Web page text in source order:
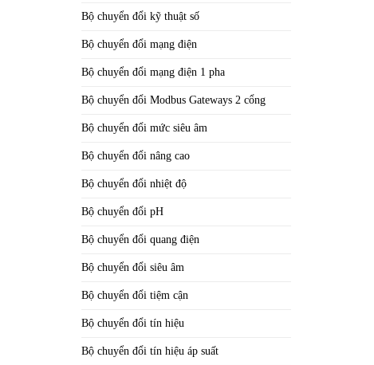
Bộ chuyển đổi kỹ thuật số
Bộ chuyển đổi mạng điện
Bộ chuyển đổi mạng điện 1 pha
Bộ chuyển đổi Modbus Gateways 2 cổng
Bộ chuyển đổi mức siêu âm
Bộ chuyển đổi nâng cao
Bộ chuyển đổi nhiệt độ
Bộ chuyển đổi pH
Bộ chuyển đổi quang điện
Bộ chuyển đổi siêu âm
Bộ chuyển đổi tiệm cận
Bộ chuyển đổi tín hiệu
Bộ chuyển đổi tín hiệu áp suất